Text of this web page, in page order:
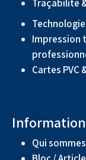
Traçabilité
Impression
Cartes
Qui